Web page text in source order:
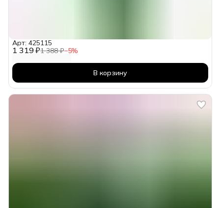
1 319 ₽1 388 ₽−5%
Арт: 425115
В корзину